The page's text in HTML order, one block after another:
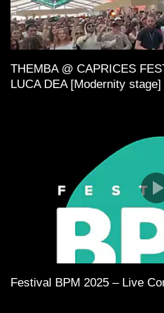
THEMBA @ CAPRICES
LUCA DEA [Modernity stage]
Festival BPM 2025 – Live